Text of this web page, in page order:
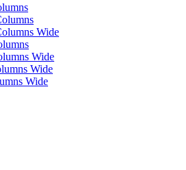
Wide
Wide
Wide
Wide